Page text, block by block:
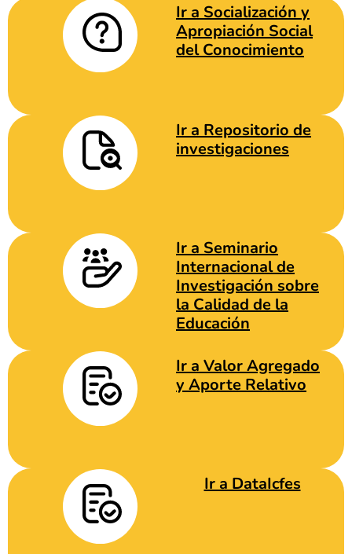
Ir a Socialización y
Apropiación Social
del Conocimiento
Ir a Repositorio de
investigaciones
Ir a Seminario
Internacional de
Investigación sobre
la Calidad de la
Educación
Ir a Valor Agregado
y Aporte Relativo
Ir a DataIcfes